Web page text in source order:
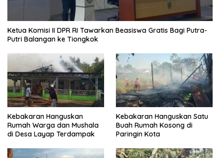
Ketua Komisi II DPR RI Tawarkan Beasiswa Gratis Bagi Putra-
Putri Balangan ke Tiongkok
Kebakaran Hanguskan
Rumah Warga dan Mushala
di Desa Layap Terdampak
Kebakaran Hanguskan Satu
Buah Rumah Kosong di
Paringin Kota